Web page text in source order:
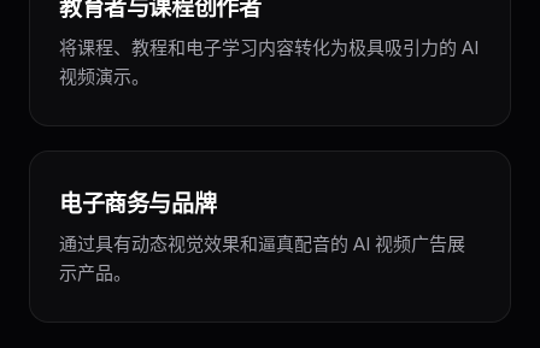
教育者与课程创作者
将课程、教程和电子学习内容转化为极具吸引力的 AI
视频演示。
电子商务与品牌
通过具有动态视觉效果和逼真配音的 AI 视频广告展
示产品。